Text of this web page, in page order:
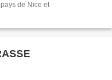
de Nice et